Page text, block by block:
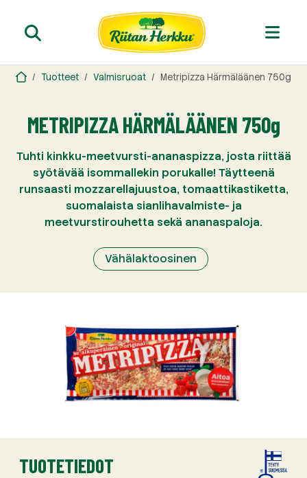
Tuotteet Valmisruoat Metripizza Härmäläänen 750g
METRIPIZZA HÄRMÄLÄÄNEN 750g
Tuhti kinkku-meetvursti-ananaspizza, josta riittää
syötävää isommallekin porukalle! Täytteenä
runsaasti mozzarellajuustoa, tomaattikastiketta,
suomalaista sianlihavalmiste- ja
meetvurstirouhetta sekä ananaspaloja.
Vähälaktoosinen
TUOTETIEDOT